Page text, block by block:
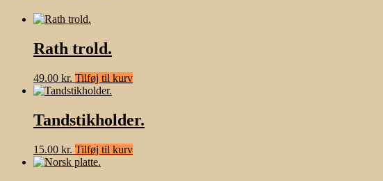
Rath trold.
49.00 kr. Tilføj til kurv
Tandstikholder.
15.00 kr. Tilføj til kurv